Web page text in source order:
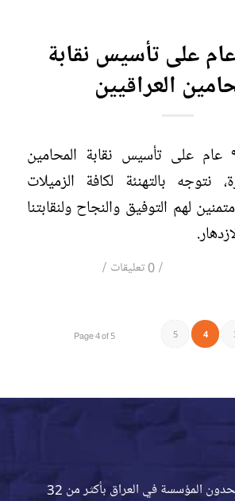
٩٠ عام على تأسيس نقابة
العراقيين
بمناسبة مرور ٩٠ عام على تأسيس نقابة المحامين
نتوجه بالتهنئة لكافة الزميلات
متمنين لهم التوفيق والنجاح ولنقابتنا
/ 0 تعليقات /
Page 4 of 5 4
5
شركة المحامون المتحدون المؤسسة في العراق بأكثر من 32